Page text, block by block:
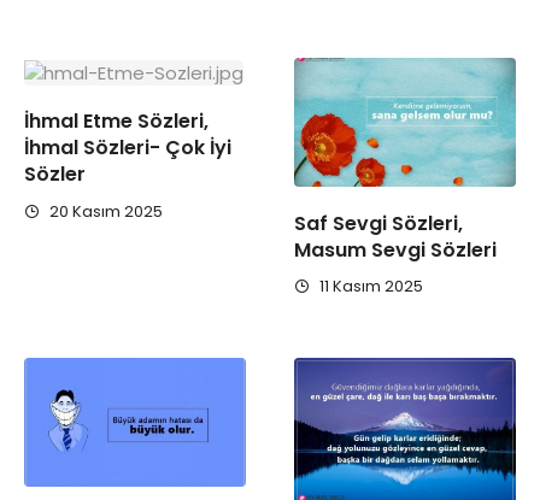
İhmal Etme Sözleri,
İhmal Sözleri- Çok İyi
Sözler
20 Kasım 2025
Saf Sevgi Sözleri,
Masum Sevgi Sözleri
11 Kasım 2025